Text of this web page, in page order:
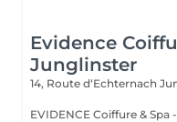
Evidence
Junglinster
14, Route d‘Echternach
EVIDENCE Coiffure &